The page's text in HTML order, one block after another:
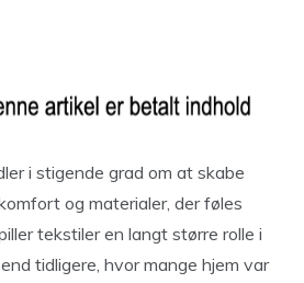
i stigende grad om at skabe
og materialer, der føles
tekstiler en langt større rolle i
tidligere, hvor mange hjem var